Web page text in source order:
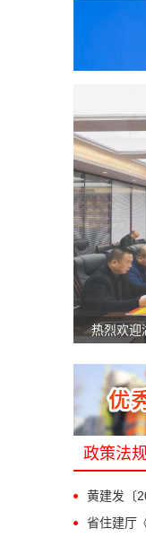
热烈欢迎
政策法
黄建发〔
省住建厅